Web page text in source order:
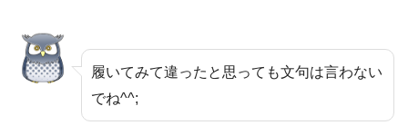
履いてみて違ったと思っても文句は言わない
でね^^;